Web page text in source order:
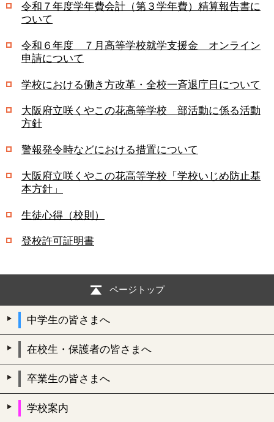
令和７年度学年費会計（第３学年費）精算報告書に
ついて
令和６年度 ７月高等学校就学支援金 オンライン
申請について
学校における働き方改革・全校一斉退庁日について
大阪府立咲くやこの花高等学校 部活動に係る活動
方針
警報発令時などにおける措置について
大阪府立咲くやこの花高等学校「学校いじめ防止基
本方針」
生徒心得（校則）
登校許可証明書
ページトップ
中学生の皆さまへ
在校生・保護者の皆さまへ
卒業生の皆さまへ
学校案内